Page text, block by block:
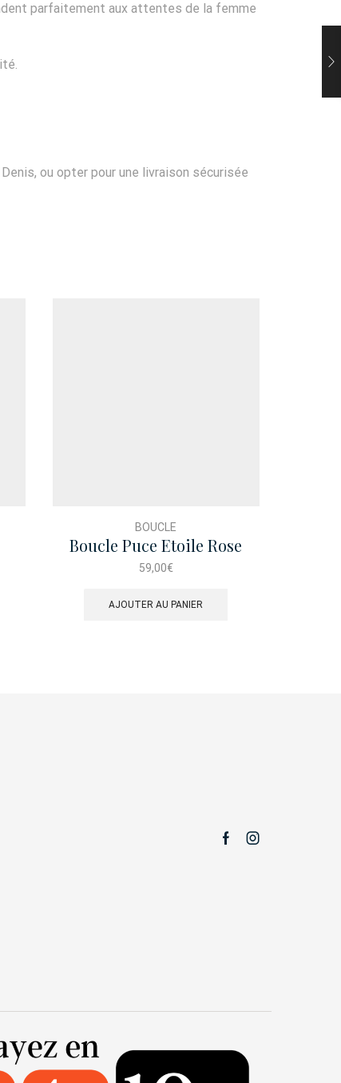
parfaitement aux attentes de la femme
ou opter pour une livraison sécurisée
BOUCLE
Boucle Puce Etoile Rose
Perle
59,00€
AJOUTER AU PANIER
FacebookInstagram